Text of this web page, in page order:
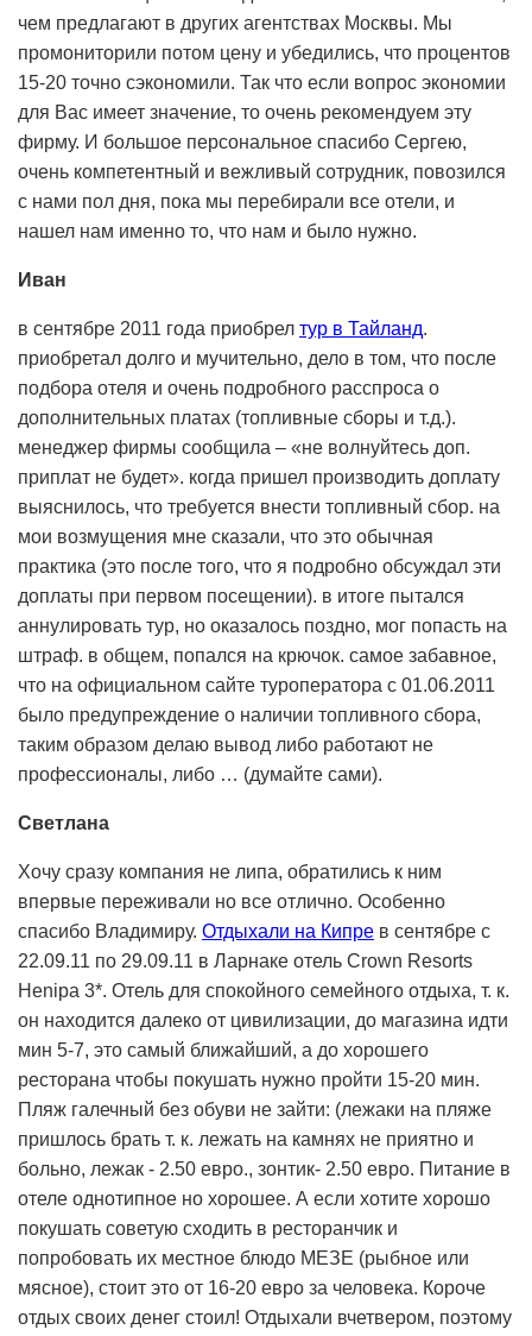
чем предлагают в других агентствах Москвы. Мы
промониторили потом цену и убедились, что процентов
15-20 точно сэкономили. Так что если вопрос экономии
для Вас имеет значение, то очень рекомендуем эту
фирму. И большое персональное спасибо Сергею,
очень компетентный и вежливый сотрудник, повозился
с нами пол дня, пока мы перебирали все отели, и
нашел нам именно то, что нам и было нужно.
Иван
в сентябре 2011 года приобрел тур в Тайланд.
приобретал долго и мучительно, дело в том, что после
подбора отеля и очень подробного расспроса о
дополнительных платах (топливные сборы и т.д.).
менеджер фирмы сообщила – «не волнуйтесь доп.
приплат не будет». когда пришел производить доплату
выяснилось, что требуется внести топливный сбор. на
мои возмущения мне сказали, что это обычная
практика (это после того, что я подробно обсуждал эти
доплаты при первом посещении). в итоге пытался
аннулировать тур, но оказалось поздно, мог попасть на
штраф. в общем, попался на крючок. самое забавное,
что на официальном сайте туроператора с 01.06.2011
было предупреждение о наличии топливного сбора,
таким образом делаю вывод либо работают не
профессионалы, либо … (думайте сами).
Светлана
Хочу сразу компания не липа, обратились к ним
впервые переживали но все отлично. Особенно
спасибо Владимиру. Отдыхали на Кипре в сентябре с
22.09.11 по 29.09.11 в Ларнаке отель Crown Resorts
Henipa 3*. Отель для спокойного семейного отдыха, т. к.
он находится далеко от цивилизации, до магазина идти
мин 5-7, это самый ближайший, а до хорошего
ресторана чтобы покушать нужно пройти 15-20 мин.
Пляж галечный без обуви не зайти: (лежаки на пляже
пришлось брать т. к. лежать на камнях не приятно и
больно, лежак - 2.50 евро., зонтик- 2.50 евро. Питание в
отеле однотипное но хорошее. А если хотите хорошо
покушать советую сходить в ресторанчик и
попробовать их местное блюдо МЕЗЕ (рыбное или
мясное), стоит это от 16-20 евро за человека. Короче
отдых своих денег стоил! Отдыхали вчетвером, поэтому